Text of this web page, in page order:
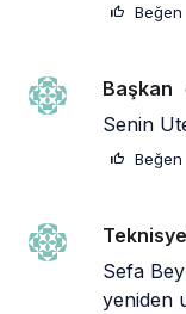
Beğen
Başkan
Senin
Beğen
Sefa
yeniden